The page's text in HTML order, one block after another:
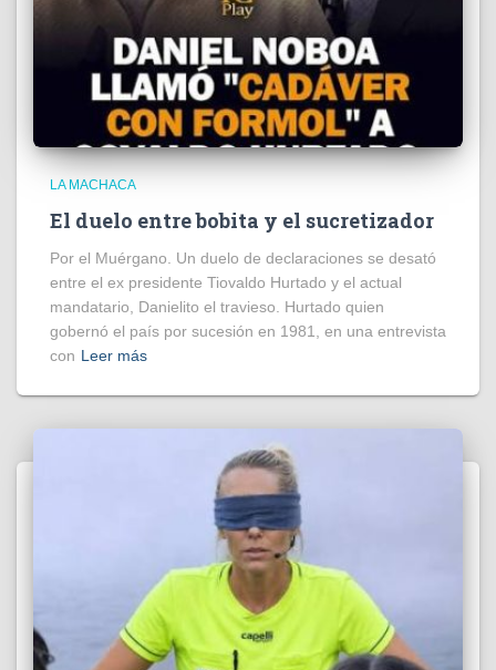
LA MACHACA
El duelo entre bobita y el sucretizador
Por el Muérgano. Un duelo de declaraciones se desató
entre el ex presidente Tiovaldo Hurtado y el actual
mandatario, Danielito el travieso. Hurtado quien
gobernó el país por sucesión en 1981, en una entrevista
con Leer más